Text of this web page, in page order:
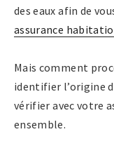
des eaux afin de
assurance
Mais comment
identifier l’origine
vérifier avec votre
ensemble.